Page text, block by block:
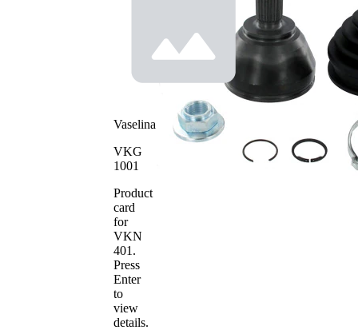
26
Diametru
53,1 mm
exterior
98 mm
Tip
articulatie
Articulatie
Prelucrat
mecanic
Vaselina
VKG
1001
Product
card
for
VKN
401 .
Press
Enter
to
view
details.